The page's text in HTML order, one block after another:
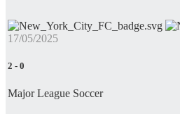
17/05/2025
2 - 0
Major League Soccer